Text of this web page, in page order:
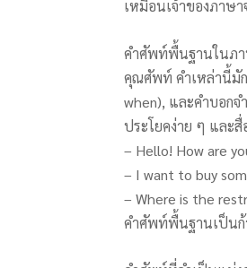
เหมือนเจ้าของภาษา
คำศัพท์พื้นฐานในภา
คุณศัพท์ คำเหล่านี้มั
when), และคำบอกจ
ประโยคง่าย ๆ และ
– Hello! How are
– I want to buy
– Where is the
คำศัพท์พื้นฐานเป็นก้